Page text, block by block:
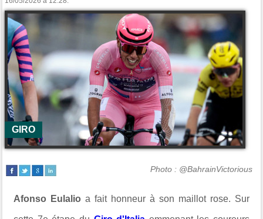
GIRO
Photo : @BahrainVictorious
Afonso Eulalio a fait honneur à son maillot rose. Sur